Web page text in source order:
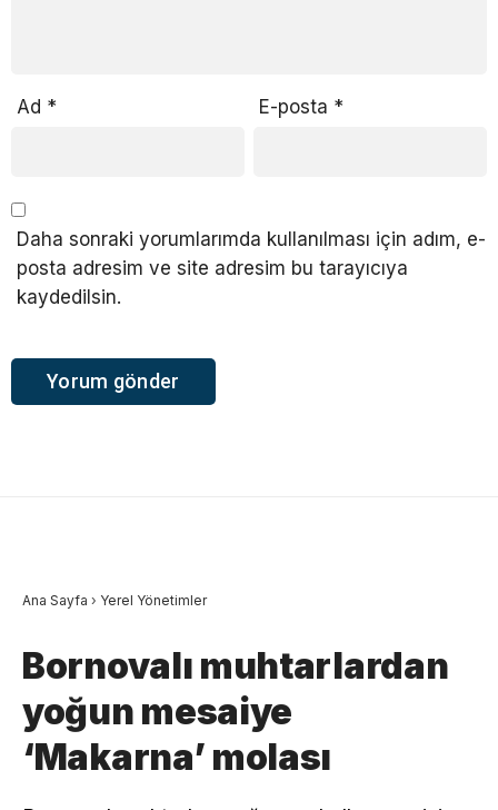
Ad * E-posta *
Daha sonraki yorumlarımda kullanılması için adım, e-
posta adresim ve site adresim bu tarayıcıya
kaydedilsin.
Ana Sayfa › Yerel Yönetimler
Bornovalı muhtarlardan
yoğun mesaiye
‘Makarna’ molası